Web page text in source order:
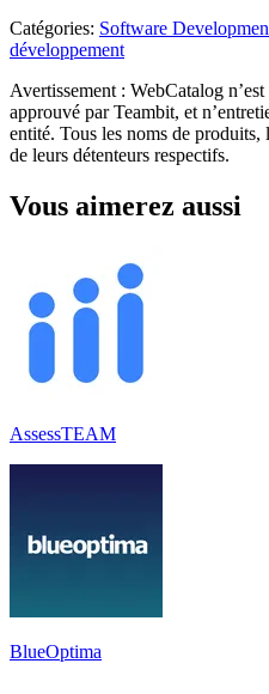
Catégories: Software
développement
Avertissement : WebCatalog
approuvé par Teambit, et
entité. Tous les noms de
de leurs détenteurs respectifs.
Vous aimerez aussi
AssessTEAM
BlueOptima